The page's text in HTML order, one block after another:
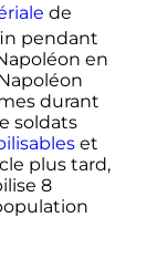
de
pendant
en
durant
soldats
et
plus tard,
8